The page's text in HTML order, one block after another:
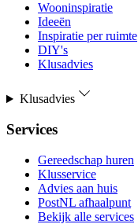
Wooninspiratie
Ideeën
Inspiratie per ruimte
DIY's
Klusadvies
Klusadvies
Services
Gereedschap huren
Klusservice
Advies aan huis
PostNL afhaalpunt
Bekijk alle services